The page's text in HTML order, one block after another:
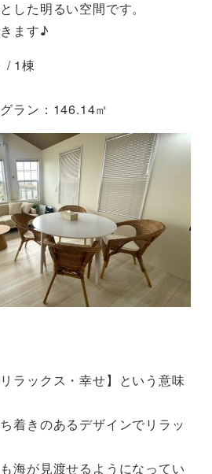
した明るい空間です。
ます♪
/ 1棟
ラン：146.14㎡
ラックス・幸せ】という意味
着きのあるデザインでリラッ
海が見渡せるようになってい